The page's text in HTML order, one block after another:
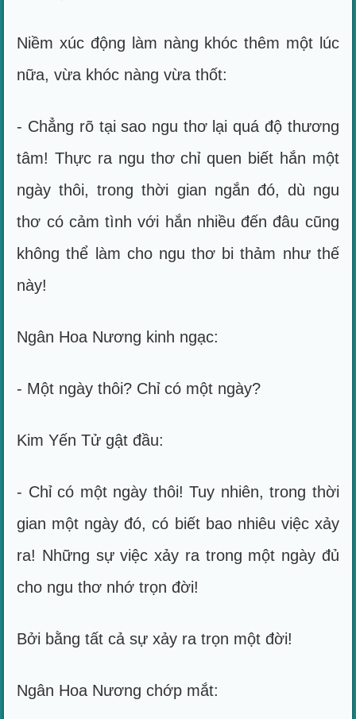
Niềm xúc động làm nàng khóc thêm một lúc
nữa, vừa khóc nàng vừa thốt:
- Chẳng rõ tại sao ngu thơ lại quá độ thương
tâm! Thực ra ngu thơ chỉ quen biết hắn một
ngày thôi, trong thời gian ngắn đó, dù ngu
thơ có cảm tình với hắn nhiều đến đâu cũng
không thể làm cho ngu thơ bi thảm như thế
này!
Ngân Hoa Nương kinh ngạc:
- Một ngày thôi? Chỉ có một ngày?
Kim Yến Tử gật đầu:
- Chỉ có một ngày thôi! Tuy nhiên, trong thời
gian một ngày đó, có biết bao nhiêu việc xảy
ra! Những sự việc xảy ra trong một ngày đủ
cho ngu thơ nhớ trọn đời!
Bởi bằng tất cả sự xảy ra trọn một đời!
Ngân Hoa Nương chớp mắt: